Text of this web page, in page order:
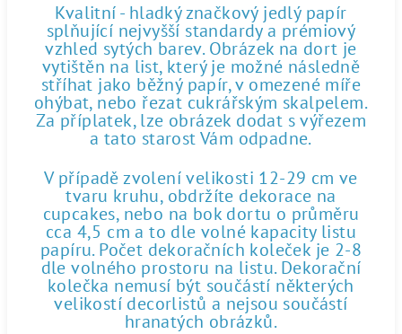
Kvalitní - hladký značkový jedlý papír
splňující nejvyšší standardy a prémiový
vzhled sytých barev. Obrázek na dort je
vytištěn na list, který je možné následně
stříhat jako běžný papír, v omezené míře
ohýbat, nebo řezat cukrářským skalpelem.
Za příplatek, lze obrázek dodat s výřezem
a tato starost Vám odpadne.
V případě zvolení velikosti 12-29 cm ve
tvaru kruhu, obdržíte dekorace na
cupcakes, nebo na bok dortu o průměru
cca 4,5 cm a to dle volné kapacity listu
papíru. Počet dekoračních koleček je 2-8
dle volného prostoru na listu. Dekorační
kolečka nemusí být součástí některých
velikostí decorlistů a nejsou součástí
hranatých obrázků.